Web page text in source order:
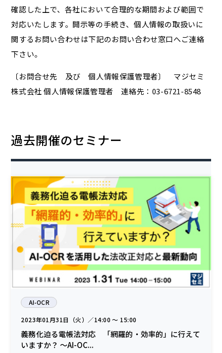
確認した上で、各社において合理的な期間および範囲で
対応いたします。開示等の手続き、個人情報の取扱いに
関するお問い合わせは下記のお問い合わせ窓口へご連絡
下さい。
〔お問合せ先 及び 個人情報保護管理者〕 マジセミ
株式会社 個人情報保護管理者 連絡先：03-6721-8548
過去開催のセミナー
AI-OCR
2023年01月31日（火）／14:00 〜 15:00
義務化迫る電帳法対応 「網羅的・効率的」に行えて
いますか？ ～AI-OC...